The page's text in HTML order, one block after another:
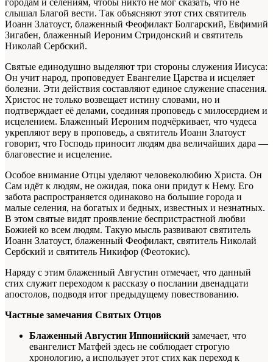
городам и селениям, чтобы никто не мог сказать, что не
слышал Благой вести. Так объясняют этот стих святитель
Иоанн Златоуст, блаженный Феофилакт Болгарский, Евфимий
Зигабен, блаженный Иероним Стридонский и святитель
Николай Сербский.
Святые единодушно выделяют три стороны служения Иисуса:
Он учит народ, проповедует Евангелие Царства и исцеляет
болезни. Эти действия составляют единое служение спасения.
Христос не только возвещает истину словами, но и
подтверждает её делами, соединяя проповедь с милосердием и
исцелением. Блаженный Иероним подчёркивает, что чудеса
укрепляют веру в проповедь, а святитель Иоанн Златоуст
говорит, что Господь приносит людям два величайших дара —
благовестие и исцеление.
Особое внимание Отцы уделяют человеколюбию Христа. Он
Сам идёт к людям, не ожидая, пока они придут к Нему. Его
забота распространяется одинаково на большие города и
малые селения, на богатых и бедных, известных и незнатных.
В этом святые видят проявление беспристрастной любви
Божией ко всем людям. Такую мысль развивают святитель
Иоанн Златоуст, блаженный Феофилакт, святитель Николай
Сербский и святитель Никифор (Феотокис).
Наряду с этим блаженный Августин отмечает, что данный
стих служит переходом к рассказу о послании двенадцати
апостолов, подводя итог предыдущему повествованию.
Частные замечания Святых Отцов
Блаженный Августин Иппонийский замечает, что
евангелист Матфей здесь не соблюдает строгую
хронологию, а использует этот стих как переход к